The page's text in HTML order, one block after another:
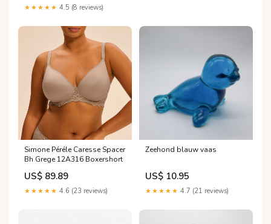
★★★★★ 4.5 (8 reviews)
Simone Péréle Caresse Spacer
Bh Grege 12A316 Boxershort
US$ 89.89
★★★★★ 4.6 (23 reviews)
Zeehond blauw vaas
US$ 10.95
★★★★★ 4.7 (21 reviews)